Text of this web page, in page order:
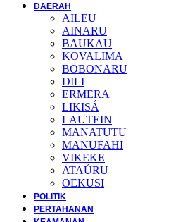
DAERAH
AILEU
AINARU
BAUKAU
KOVALIMA
BOBONARU
DILI
ERMERA
LIKISÁ
LAUTEIN
MANATUTU
MANUFAHI
VIKEKE
ATAÚRU
OEKUSI
POLITIK
PERTAHANAN